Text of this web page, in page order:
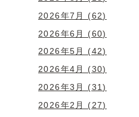
2026年7月 (62)
2026年6月 (60)
2026年5月 (42)
2026年4月 (30)
2026年3月 (31)
2026年2月 (27)